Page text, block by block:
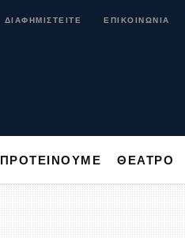
ΔΙΑΦΗΜΙΣΤΕΙΤΕ ΕΠΙΚΟΙΝΩΝΙΑ
ΠΡΟΤΕΙΝΟΥΜΕ ΘΕΑΤΡΟ
ΠΡΟΤΕΙΝΟΥΜΕ ΘΕΑΤΡΟ